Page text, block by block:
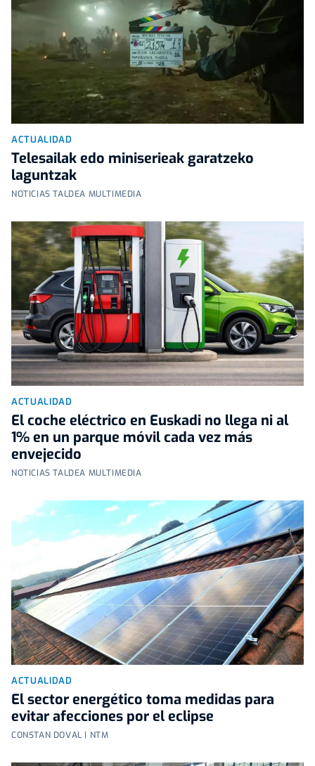
ACTUALIDAD
Telesailak edo miniserieak garatzeko
laguntzak
NOTICIAS TALDEA MULTIMEDIA
ACTUALIDAD
El coche eléctrico en Euskadi no llega ni al
1% en un parque móvil cada vez más
envejecido
NOTICIAS TALDEA MULTIMEDIA
ACTUALIDAD
El sector energético toma medidas para
evitar afecciones por el eclipse
CONSTAN DOVAL | NTM